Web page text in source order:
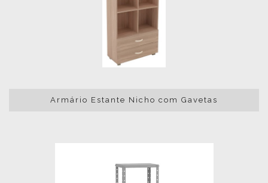
Armário Estante Nicho com Gavetas